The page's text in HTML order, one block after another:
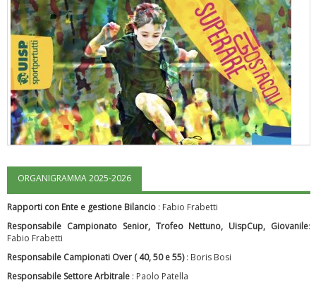
"Superare gli ostacoli": la relazione di Tiziano Pesce al CN Uisp
ORGANIGRAMMA 2025-2026
Rapporti con Ente e gestione Bilancio : Fabio Frabetti
Responsabile Campionato Senior, Trofeo Nettuno, UispCup, Giovanile:
Fabio Frabetti
Responsabile Campionati Over ( 40, 50 e 55): Boris Bosi
Responsabile Settore Arbitrale : Paolo Patella